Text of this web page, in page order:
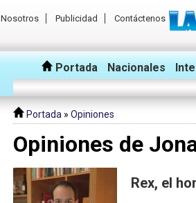
Nosotros Publicidad
Contáctenos
Portada Nacionales
Portada » Opiniones
Opiniones de
Rex, el